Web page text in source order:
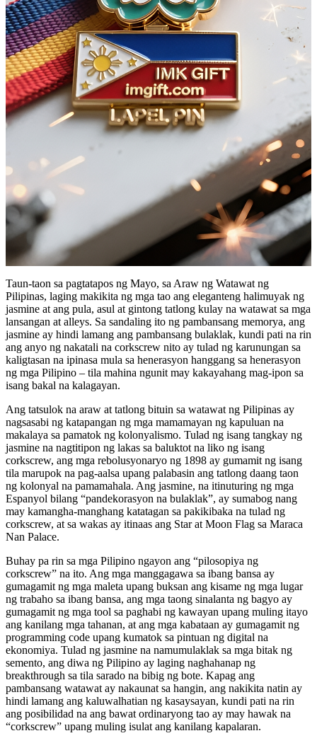
Taun-taon sa pagtatapos ng Mayo, sa Araw ng Watawat ng
Pilipinas, laging makikita ng mga tao ang eleganteng halimuyak ng
jasmine at ang pula, asul at gintong tatlong kulay na watawat sa mga
lansangan at alleys. Sa sandaling ito ng pambansang memorya, ang
jasmine ay hindi lamang ang pambansang bulaklak, kundi pati na rin
ang anyo ng nakatali na corkscrew nito ay tulad ng karunungan sa
kaligtasan na ipinasa mula sa henerasyon hanggang sa henerasyon
ng mga Pilipino – tila mahina ngunit may kakayahang mag-ipon sa
isang bakal na kalagayan.
Ang tatsulok na araw at tatlong bituin sa watawat ng Pilipinas ay
nagsasabi ng katapangan ng mga mamamayan ng kapuluan na
makalaya sa pamatok ng kolonyalismo. Tulad ng isang tangkay ng
jasmine na nagtitipon ng lakas sa baluktot na liko ng isang
corkscrew, ang mga rebolusyonaryo ng 1898 ay gumamit ng isang
tila marupok na pag-aalsa upang palabasin ang tatlong daang taon
ng kolonyal na pamamahala. Ang jasmine, na itinuturing ng mga
Espanyol bilang “pandekorasyon na bulaklak”, ay sumabog nang
may kamangha-manghang katatagan sa pakikibaka na tulad ng
corkscrew, at sa wakas ay itinaas ang Star at Moon Flag sa Maraca
Nan Palace.
Buhay pa rin sa mga Pilipino ngayon ang “pilosopiya ng
corkscrew” na ito. Ang mga manggagawa sa ibang bansa ay
gumagamit ng mga maleta upang buksan ang kisame ng mga lugar
ng trabaho sa ibang bansa, ang mga taong sinalanta ng bagyo ay
gumagamit ng mga tool sa paghabi ng kawayan upang muling itayo
ang kanilang mga tahanan, at ang mga kabataan ay gumagamit ng
programming code upang kumatok sa pintuan ng digital na
ekonomiya. Tulad ng jasmine na namumulaklak sa mga bitak ng
semento, ang diwa ng Pilipino ay laging naghahanap ng
breakthrough sa tila sarado na bibig ng bote. Kapag ang
pambansang watawat ay nakaunat sa hangin, ang nakikita natin ay
hindi lamang ang kaluwalhatian ng kasaysayan, kundi pati na rin
ang posibilidad na ang bawat ordinaryong tao ay may hawak na
“corkscrew” upang muling isulat ang kanilang kapalaran.